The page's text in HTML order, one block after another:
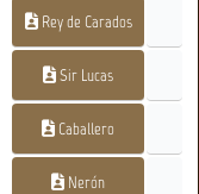
Rey de Carados
Sir Lucas
Caballero
Nerón